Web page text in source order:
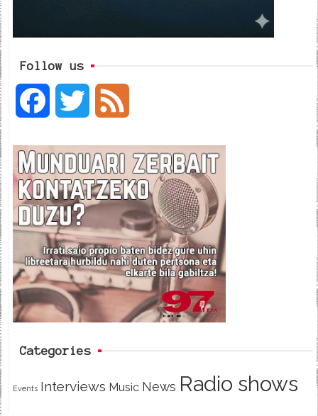
Follow us
c
e
b
o
o
i
t
t
e
e
d
Categories
Events Interviews Music News Radio shows